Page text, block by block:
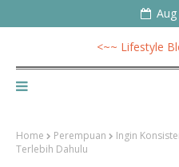
<~~ Lifestyle
Home Perempuan
Ingin
Terlebih Dahulu